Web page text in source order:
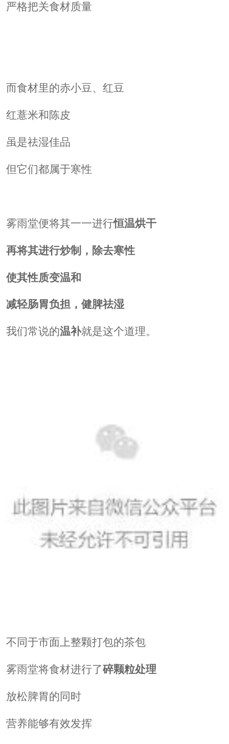
严格把关食材质量
而食材里的赤小豆、红豆
红薏米和陈皮
虽是祛湿佳品
但它们都属于寒性
雾雨堂便将其一一进行恒温烘干
再将其进行炒制，除去寒性
使其性质变温和
减轻肠胃负担，健脾祛湿
我们常说的温补就是这个道理。
不同于市面上整颗打包的茶包
雾雨堂将食材进行了碎颗粒处理
放松脾胃的同时
营养能够有效发挥